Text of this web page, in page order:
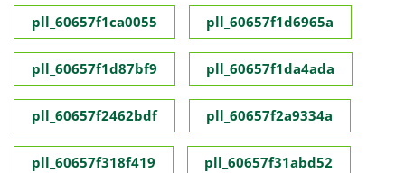
pll_60657f1ca0055 pll_60657f1d6965a
pll_60657f1d87bf9 pll_60657f1da4ada
pll_60657f2462bdf pll_60657f2a9334a
pll_60657f318f419 pll_60657f31abd52